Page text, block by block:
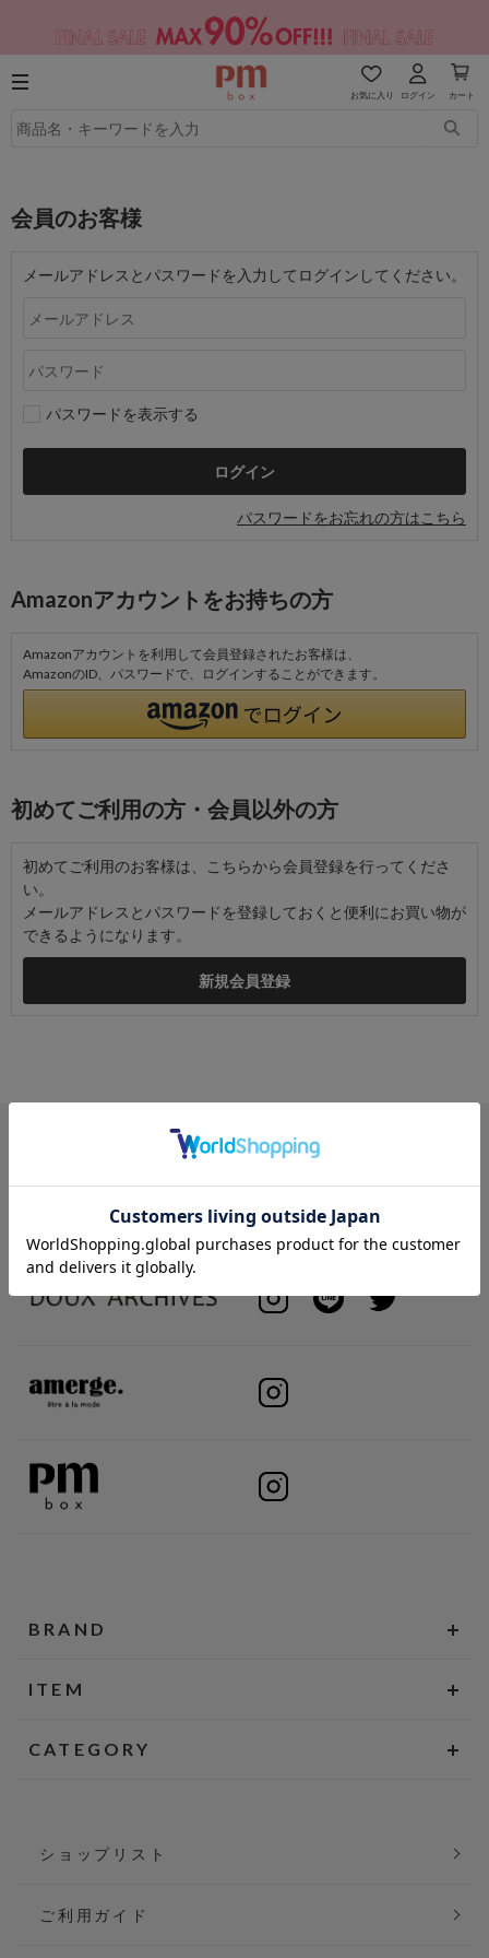
お気に入り ログイン カート
会員のお客様
メールアドレスとパスワードを入力してログインしてください。
パスワードを表示する
パスワードをお忘れの方はこちら
Amazonアカウントをお持ちの方
Amazonアカウントを利用して会員登録されたお客様は、
AmazonのID、パスワードで、ログインすることができます。
初めてご利用の方・会員以外の方
初めてご利用のお客様は、こちらから会員登録を行ってくださ
い。
メールアドレスとパスワードを登録しておくと便利にお買い物が
できるようになります。
BRAND
ITEM
CATEGORY
ショップリスト
ご利用ガイド